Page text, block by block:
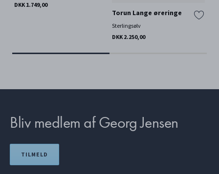
DKK 1.749,00
Torun Lange øreringe
Sterlingsølv
DKK 2.250,00
Bliv medlem af Georg Jensen
TILMELD